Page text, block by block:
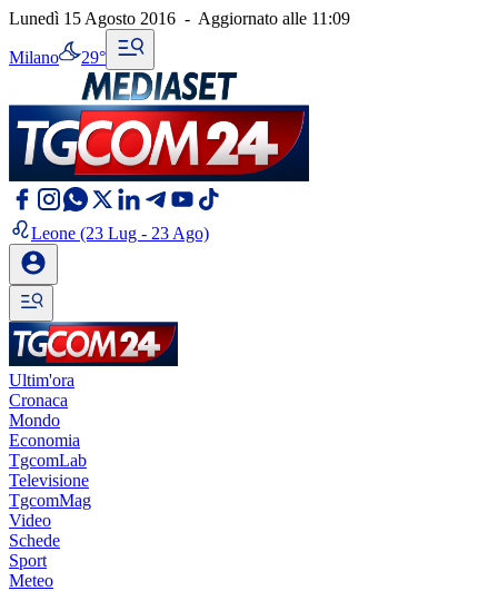
Lunedì 15 Agosto 2016 - Aggiornato alle 11:09
Milano 29°
Leone (23 Lug - 23 Ago)
Ultim'ora
Cronaca
Mondo
Economia
TgcomLab
Televisione
TgcomMag
Video
Schede
Sport
Meteo